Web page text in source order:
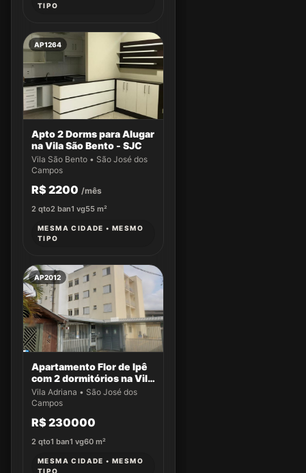
TIPO
AP1264
Apto 2 Dorms para Alugar
na Vila São Bento - SJC
Vila São Bento • São José dos
Campos
R$ 2200 /mês
2 qto2 ban1 vg55 m²
MESMA CIDADE • MESMO
TIPO
AP2012
Apartamento Flor de Ipê
com 2 dormitórios na Vila
Adriana
Vila Adriana • São José dos
Campos
R$ 230000
2 qto1 ban1 vg60 m²
MESMA CIDADE • MESMO
TIPO